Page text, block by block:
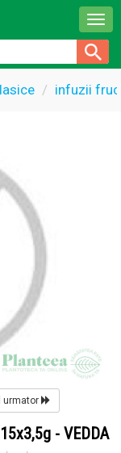
infuzii
urmator
- VEDDA